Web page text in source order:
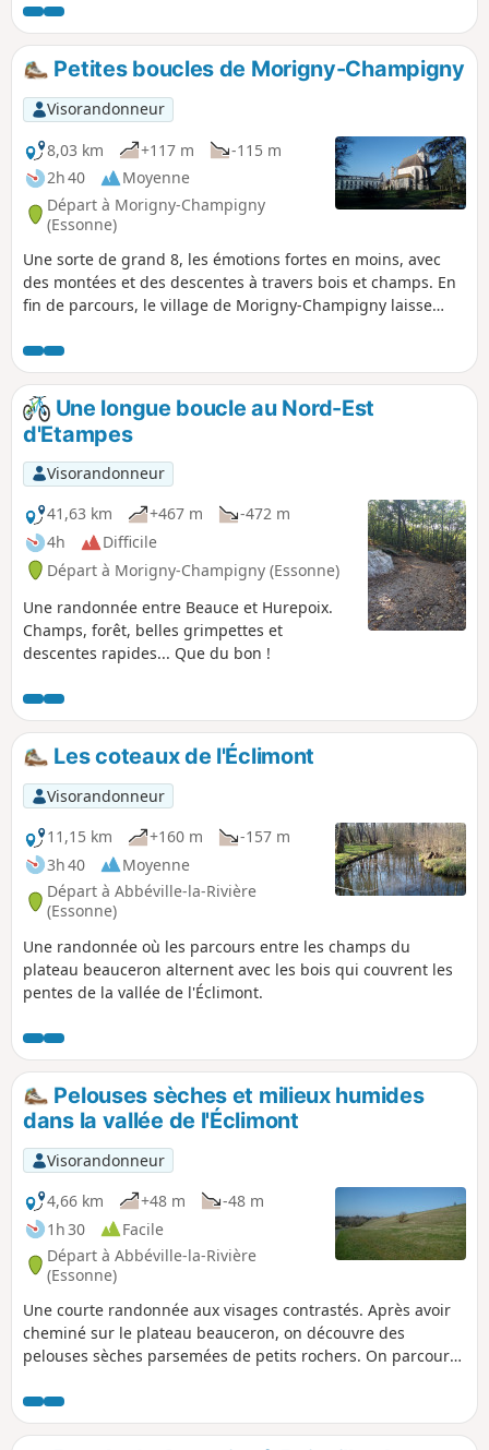
de place en place.
Petites boucles de Morigny-Champigny
Visorandonneur
8,03 km
+117 m
-115 m
2h 40
Moyenne
Départ à Morigny-Champigny
(Essonne)
Une sorte de grand 8, les émotions fortes en moins, avec
des montées et des descentes à travers bois et champs. En
fin de parcours, le village de Morigny-Champigny laisse
d'une ancienne abbaye.
Une longue boucle au Nord-Est
d'Etampes
Visorandonneur
41,63 km
+467 m
-472 m
4h
Difficile
Départ à Morigny-Champigny (Essonne)
Une randonnée entre Beauce et Hurepoix.
Champs, forêt, belles grimpettes et
descentes rapides... Que du bon !
Les coteaux de l'Éclimont
Visorandonneur
11,15 km
+160 m
-157 m
3h 40
Moyenne
Départ à Abbéville-la-Rivière
(Essonne)
Une randonnée où les parcours entre les champs du
plateau beauceron alternent avec les bois qui couvrent les
pentes de la vallée de l'Éclimont.
Pelouses sèches et milieux humides
dans la vallée de l'Éclimont
Visorandonneur
4,66 km
+48 m
-48 m
1h 30
Facile
Départ à Abbéville-la-Rivière
(Essonne)
Une courte randonnée aux visages contrastés. Après avoir
cheminé sur le plateau beauceron, on découvre des
pelouses sèches parsemées de petits rochers. On parcourt